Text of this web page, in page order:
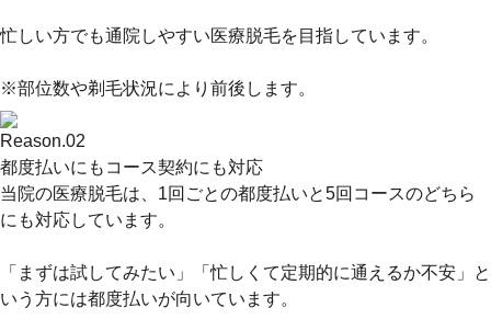
忙しい方でも通院しやすい医療脱毛を目指しています。
※部位数や剃毛状況により前後します。
Reason.02
都度払いにもコース契約にも対応
当院の医療脱毛は、 1回ごとの都度払いと5回コースのどちら
にも対応しています。
「まずは試してみたい」「忙しくて定期的に通えるか不安」と
いう方には都度払いが向いています。